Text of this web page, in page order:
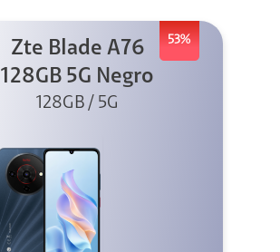
53%
Zte Blade A76
128GB 5G Negro
128GB / 5G